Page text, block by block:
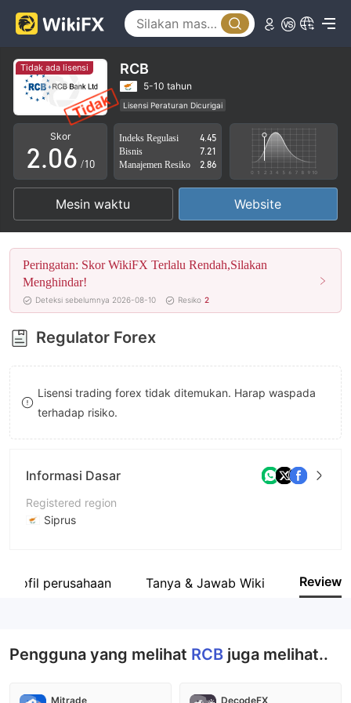
Tidak ada lisensi RCB
5-10 tahun
Lisensi Peraturan Dicurigai
Lingkup Bisnis Mencurigakan
Potensi risiko tinggi
Skor
0
1
2
3
4
5
6
7
8
9
.0
1
2
3
4
5
6
7
8
9
2
3
4
5
6
7
8
9
/10
Indeks Regulasi
4.45
Bisnis
7.21
Manajemen Resiko
2.86
Mesin waktu Website
Peringatan: Skor WikiFX Terlalu Rendah,Silakan
Menghindar!
Deteksi sebelumnya 2026-08-10 Resiko 2
Regulator Forex
Lisensi trading forex tidak ditemukan. Harap waspada
terhadap risiko.
Informasi Dasar
Registered region
Siprus
Nama perusahaan
Profil perusahaan Tanya & Jawab Wiki Review
Pengguna yang melihat RCB juga melihat..
Mitrade DecodeFX